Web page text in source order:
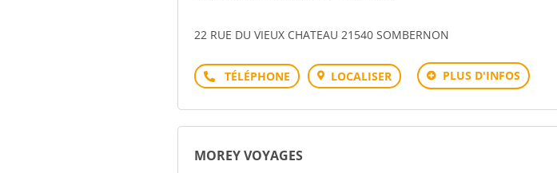
22 RUE DU VIEUX CHATEAU 21540 SOMBERNON
Téléphone LOCALISER PLUS D'INFOS
MOREY VOYAGES